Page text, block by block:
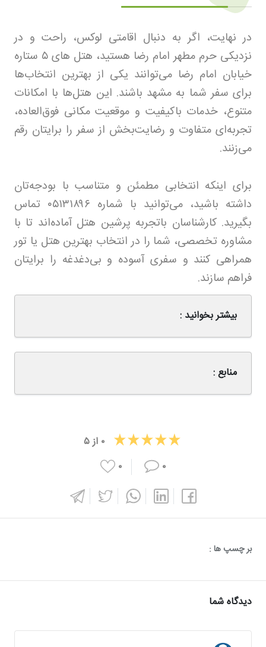
در نهایت، اگر به دنبال اقامتی لوکس، راحت و در
نزدیکی حرم مطهر امام رضا هستید، هتل‌ های۵ ستاره
خیابان امام رضا می‌توانند یکی از بهترین انتخاب‌ها
برای سفر شما به مشهد باشند. این هتل‌ها با امکانات
متنوع، خدمات باکیفیت و موقعیت مکانی فوق‌العاده،
تجربه‌ای متفاوت و رضایت‌بخش از سفر را برایتان رقم
می‌زنند.
برای اینکه انتخابی مطمئن و متناسب با بودجه‌تان
داشته باشید، می‌توانید با شماره ۰۵۱۳۱۸۹۶ تماس
بگیرید. کارشناسان باتجربه پرشین هتل آماده‌اند تا با
مشاوره تخصصی، شما را در انتخاب بهترین هتل یا تور
همراهی کنند و سفری آسوده و بی‌دغدغه را برایتان
فراهم سازند.
بیشتر بخوانید :
منابع :
۰ از۵
۰
۰
بر چسپ ها :
دیدگاه شما